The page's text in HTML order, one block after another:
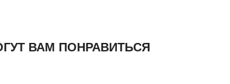
ВАМ ПОНРАВИТЬСЯ